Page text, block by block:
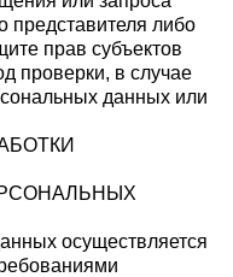
представителя либо
прав субъектов
проверки, в случае
данных или
осуществляется